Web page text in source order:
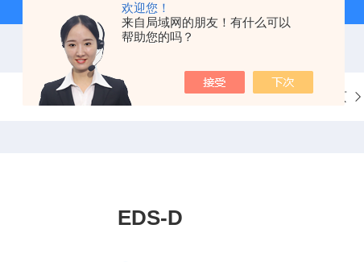
欢迎您！
来自局域网的朋友！有什么可以
帮助您的吗？
当前位置： 首页
EDS-D